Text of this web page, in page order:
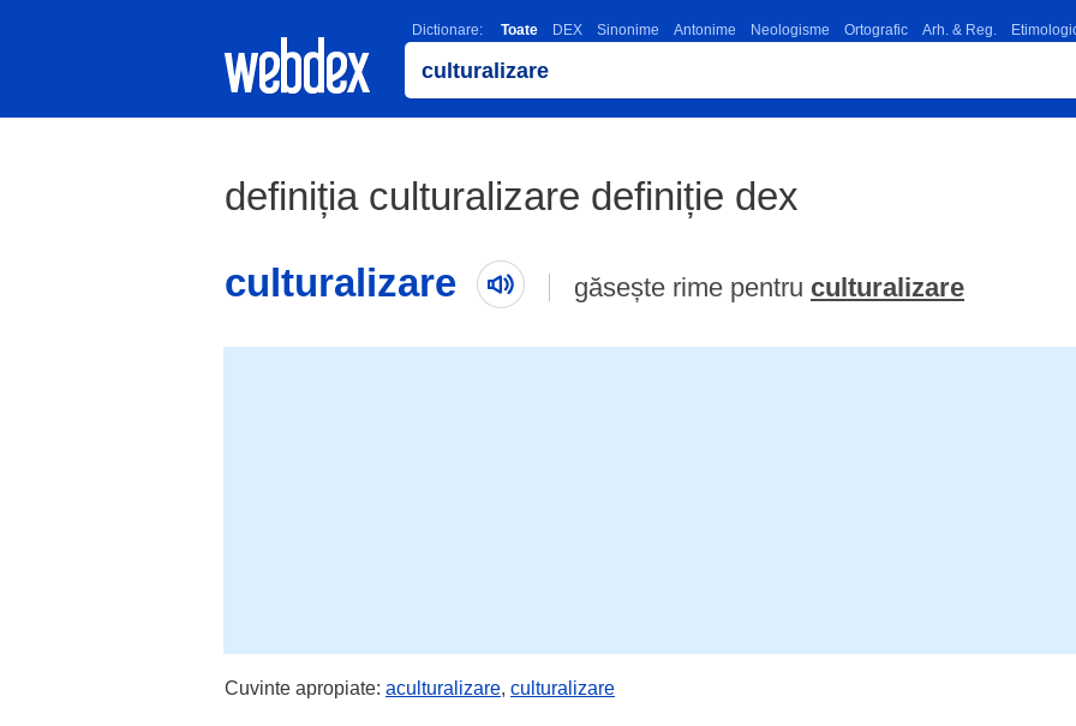
Dictionare: Toate DEX Sinonime Antonime Neologisme Ortografic Arh. & Reg.
definiția culturalizare definiție dex
culturalizare
găsește rime pentru culturalizare
Cuvinte apropiate: aculturalizare, culturalizare